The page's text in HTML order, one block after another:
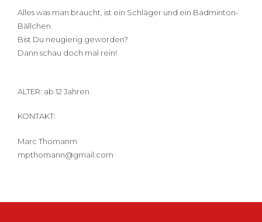
Alles was man braucht, ist ein Schläger und ein Badminton-
Bällchen.
Bist Du neugierig geworden?
Dann schau doch mal rein!
ALTER: ab 12 Jahren
KONTAKT:
Marc Thomanm
mpthomann@gmail.com